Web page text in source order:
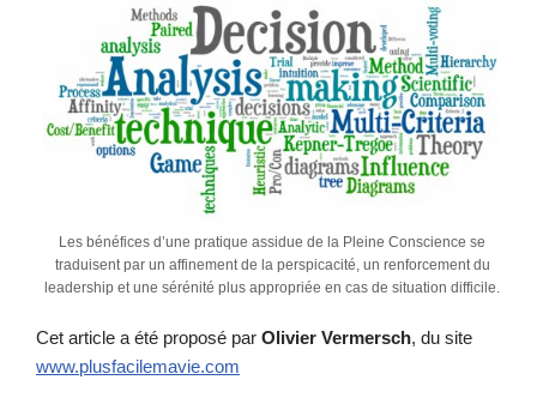
Les bénéfices d’une pratique assidue de la Pleine Conscience se
traduisent par un affinement de la perspicacité, un renforcement du
leadership et une sérénité plus appropriée en cas de situation difficile.
Cet article a été proposé par Olivier Vermersch, du site
www.plusfacilemavie.com